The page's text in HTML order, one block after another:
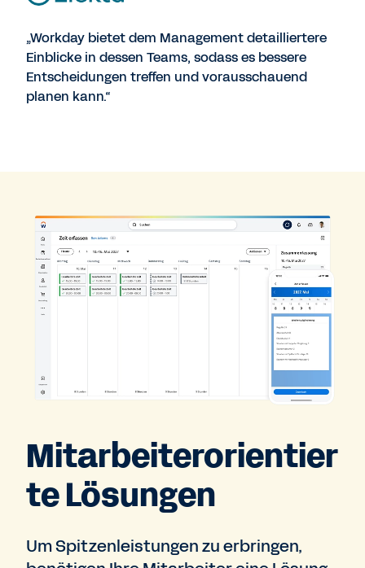
„Workday bietet dem Management detailliertere
Einblicke in dessen Teams, sodass es bessere
Entscheidungen treffen und vorausschauend
planen kann.“
Mitarbeiterorientier
te Lösungen
Um Spitzenleistungen zu erbringen,